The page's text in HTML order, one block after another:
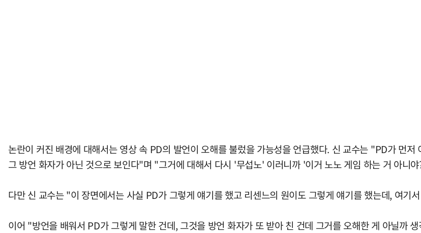
논란이 커진 배경에 대해서는 영상 속 PD의 발언이 오해를 불렀을 가능성을 언급했다. 신 교수는 "PD가 먼
그 방언 화자가 아닌 것으로 보인다"며 "그거에 대해서 다시 '무섭노' 이러니까 '이거 노노 게임 하는 거 아니
다만 신 교수는 "이 장면에서는 사실 PD가 그렇게 얘기를 했고 리센느의 원이도 그렇게 얘기를 했는데, 여기
이어 "방언을 배워서 PD가 그렇게 말한 건데, 그것을 방언 화자가 또 받아 친 건데 그거를 오해한 게 아닐까